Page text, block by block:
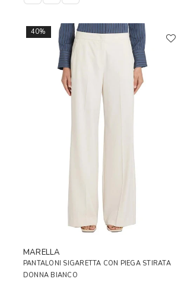
40%
MARELLA
PANTALONI SIGARETTA CON PIEGA STIRATA
DONNA BIANCO